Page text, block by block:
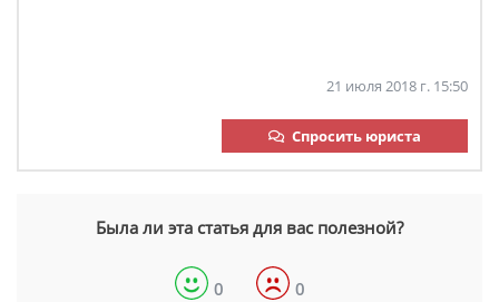
21 июля 2018 г. 15:50
Спросить юриста
Была ли эта статья для вас полезной?
0 0